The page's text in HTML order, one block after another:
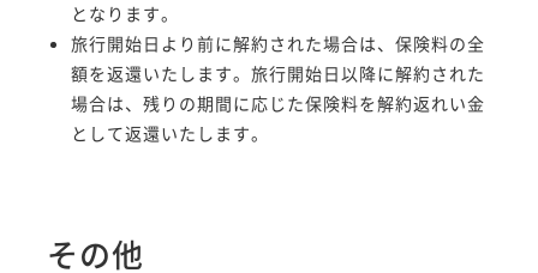
となります。
旅行開始日より前に解約された場合は、保険料の全
額を返還いたします。旅行開始日以降に解約された
場合は、残りの期間に応じた保険料を解約返れい金
として返還いたします。
その他